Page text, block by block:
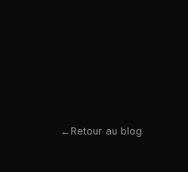
Retour au blog